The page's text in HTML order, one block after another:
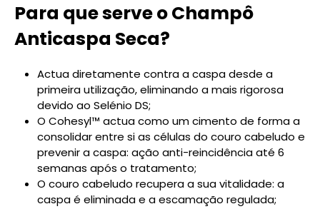
Para que serve o Champô
Anticaspa Seca?
Actua diretamente contra a caspa desde a
primeira utilização, eliminando a mais rigorosa
devido ao Selénio DS;
O Cohesyl™ actua como um cimento de forma a
consolidar entre si as células do couro cabeludo e
prevenir a caspa: ação anti-reincidência até 6
semanas após o tratamento;
O couro cabeludo recupera a sua vitalidade: a
caspa é eliminada e a escamação regulada;